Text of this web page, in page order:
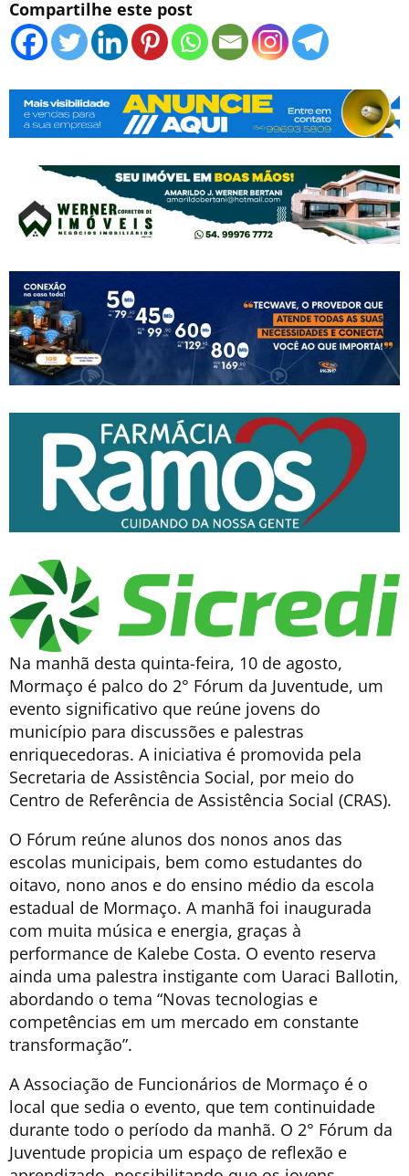
Compartilhe este post
Na manhã desta quinta-feira, 10 de agosto,
Mormaço é palco do 2° Fórum da Juventude, um
evento significativo que reúne jovens do
município para discussões e palestras
enriquecedoras. A iniciativa é promovida pela
Secretaria de Assistência Social, por meio do
Centro de Referência de Assistência Social (CRAS).
O Fórum reúne alunos dos nonos anos das
escolas municipais, bem como estudantes do
oitavo, nono anos e do ensino médio da escola
estadual de Mormaço. A manhã foi inaugurada
com muita música e energia, graças à
performance de Kalebe Costa. O evento reserva
ainda uma palestra instigante com Uaraci Ballotin,
abordando o tema “Novas tecnologias e
competências em um mercado em constante
transformação”.
A Associação de Funcionários de Mormaço é o
local que sedia o evento, que tem continuidade
durante todo o período da manhã. O 2° Fórum da
Juventude propicia um espaço de reflexão e